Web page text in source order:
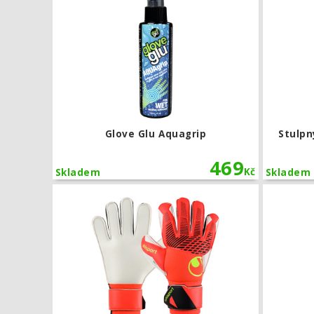
Glove Glu Aquagrip
469Kč
Skladem Skladem